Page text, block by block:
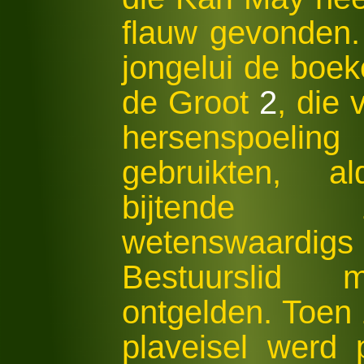
flauw
jongelui de
de Groot 2, die
gebruikten,
bijtende
Bestuurslid
ontgelden.
plaveisel werd